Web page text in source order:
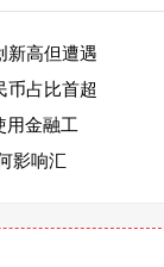
新高但遭遇
币占比首超
用金融工
影响汇